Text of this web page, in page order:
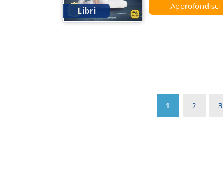
Libri Approfondisci
1 2 3